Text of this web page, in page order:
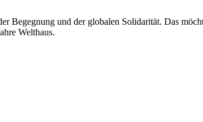
Begegnung und der globalen Solidarität. Das
Welthaus.